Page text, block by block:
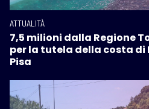
ATTUALITÀ
7,5 milioni dalla Regione
per la tutela della costa di
Pisa